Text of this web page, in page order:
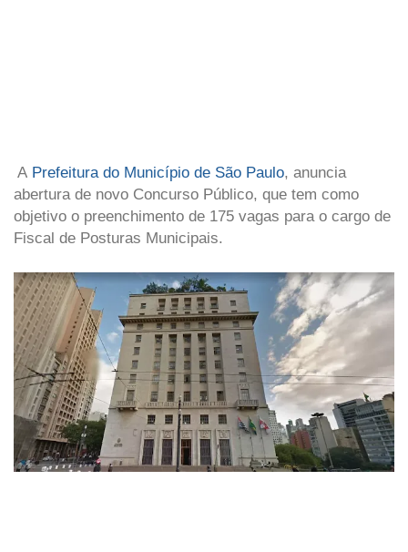
A Prefeitura do Município de São Paulo, anuncia
abertura de novo Concurso Público, que tem como
objetivo o preenchimento de 175 vagas para o cargo de
Fiscal de Posturas Municipais.